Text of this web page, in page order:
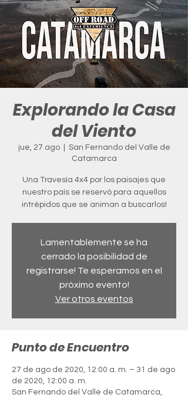
Explorando la Casa
del Viento
jue, 27 ago
  |
San Fernando del Valle de
Catamarca
Una Travesía 4x4 por los paisajes que
nuestro país se reservó para aquellos
intrépidos que se animan a buscarlos!
Lamentablemente se ha
cerrado la posibilidad de
registrarse! Te esperamos en el
próximo evento!
Ver otros eventos
Punto de Encuentro
27 de ago de 2020, 12:00 a. m. – 31 de ago
de 2020, 12:00 a. m.
San Fernando del Valle de Catamarca,